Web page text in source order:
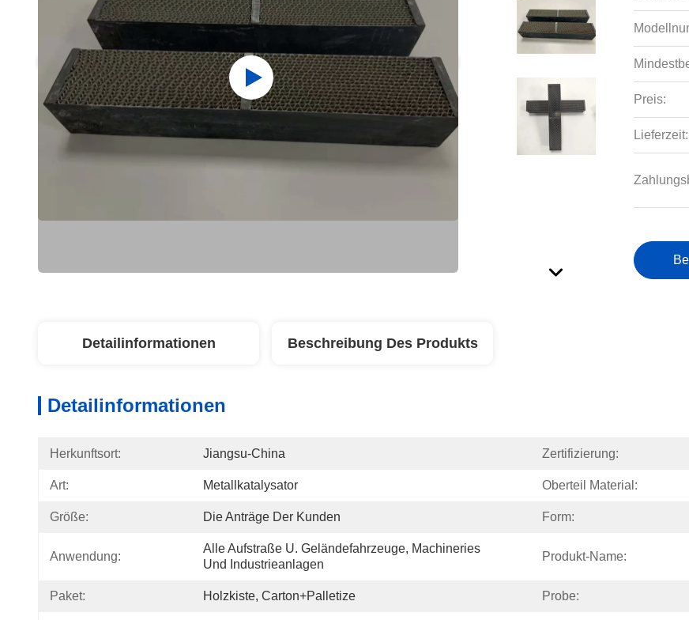
Preis:
Lieferzeit:
Detailinformationen Beschreibung Des Produkts
Detailinformationen
Herkunftsort: Jiangsu-China Zertifizierung:
Art: Metallkatalysator Oberteil Material:
Größe: Die Anträge Der Kunden Form:
Anwendung:
Alle Aufstraße U. Geländefahrzeuge, Machineries
Und Industrieanlagen
Produkt-Name:
Paket: Holzkiste, Carton+Palletize Probe: